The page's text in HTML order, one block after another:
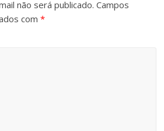
não será publicado. Campos
com*